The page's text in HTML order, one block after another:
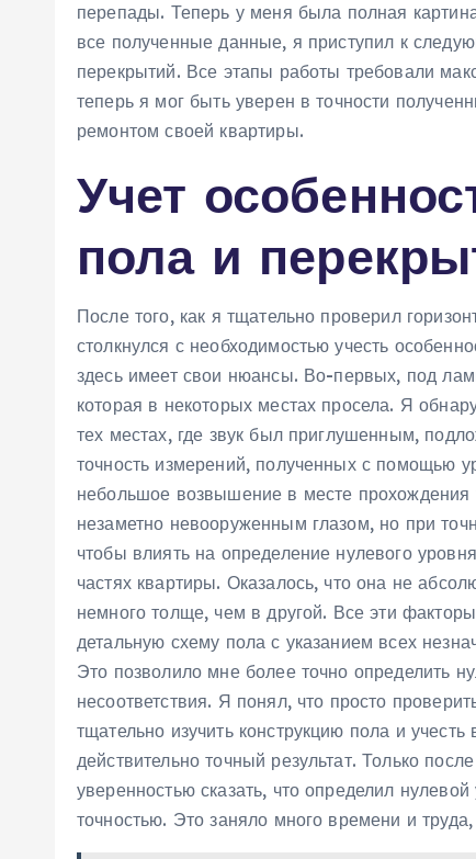
перепады. Теперь у меня была полная
все полученные данные, я приступил к
перекрытий. Все этапы работы требовали
теперь я мог быть уверен в точности
ремонтом своей квартиры.
Учет
пола и
После того, как я тщательно проверил
столкнулся с необходимостью учесть
здесь имеет свои нюансы. Во-первых, под
которая в некоторых местах просела. Я
тех местах, где звук был приглушенным,
точность измерений, полученных с помощью
небольшое возвышение в месте
незаметно невооруженным глазом, но при
чтобы влиять на определение нулевого
частях квартиры. Оказалось, что она не
немного толще, чем в другой. Все эти
детальную схему пола с указанием всех
Это позволило мне более точно определить
несоответствия. Я понял, что просто
тщательно изучить конструкцию пола и
действительно точный результат. Только
уверенностью сказать, что определил
точностью. Это заняло много времени и труда,